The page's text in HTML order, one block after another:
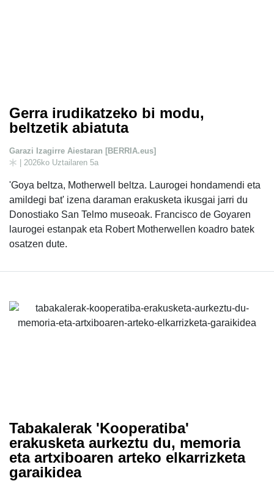
Gerra irudikatzeko bi modu,
beltzetik abiatuta
Garazi Izagirre Aiestaran [BERRIA.eus]
| 2026ko Uztailaren 5a
'Goya beltza, Motherwell beltza. Laurogei hondamendi eta
amildegi bat' izena daraman erakusketa ikusgai jarri du
Donostiako San Telmo museoak. Francisco de Goyaren
laurogei estanpak eta Robert Motherwellen koadro batek
osatzen dute.
Tabakalerak 'Kooperatiba'
erakusketa aurkeztu du, memoria
eta artxiboaren arteko elkarrizketa
garaikidea